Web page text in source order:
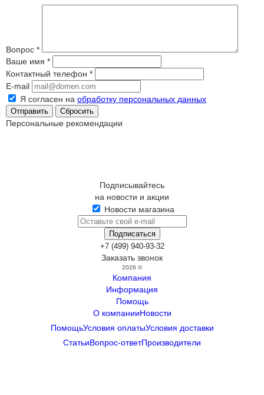
Вопрос *
Ваше имя *
Контактный телефон *
E-mail
Я согласен на обработку персональных данных
Сбросить
Персональные рекомендации
Подписывайтесь
на новости и акции
Новости магазина
+7 (499) 940-93-32
Заказать звонок
2026 ©
Компания
Информация
Помощь
О компанииНовости
ПомощьУсловия оплатыУсловия доставки
СтатьиВопрос-ответПроизводители